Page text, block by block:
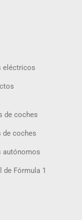
eléctricos
de coches
de coches
autónomos
de Fórmula 1